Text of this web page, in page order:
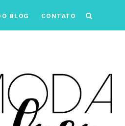
BLOG CONTATO